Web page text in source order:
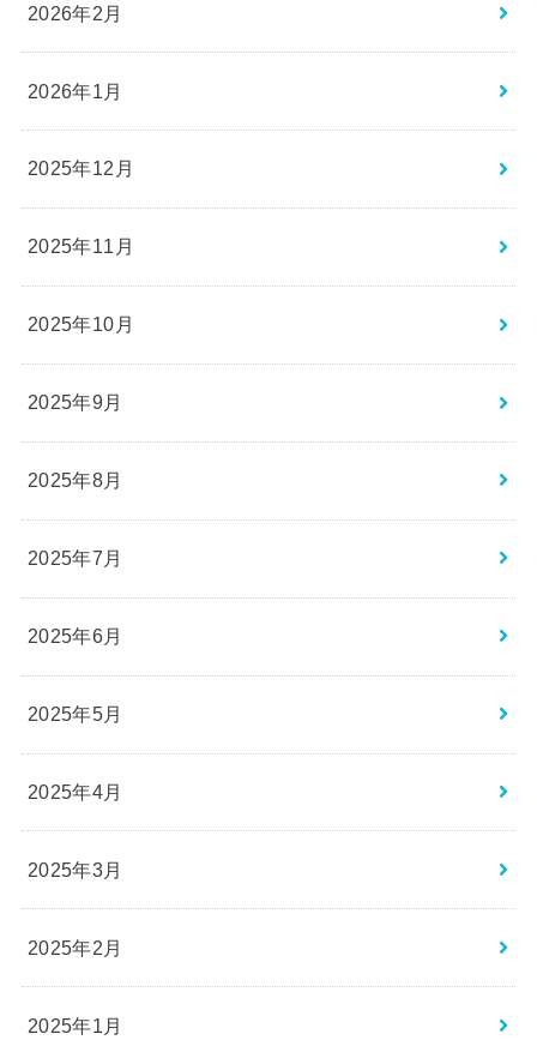
2026年2月
2026年1月
2025年12月
2025年11月
2025年10月
2025年9月
2025年8月
2025年7月
2025年6月
2025年5月
2025年4月
2025年3月
2025年2月
2025年1月